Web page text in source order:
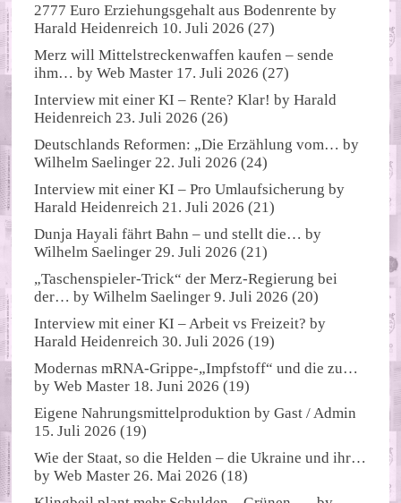
2777 Euro Erziehungsgehalt aus Bodenrente by
Harald Heidenreich 10. Juli 2026 (27)
Merz will Mittelstreckenwaffen kaufen – sende
ihm… byWeb Master 17. Juli 2026 (27)
Interview mit einer KI – Rente? Klar! byHarald
Heidenreich 23. Juli 2026 (26)
Deutschlands Reformen: „Die Erzählung vom… by
Wilhelm Saelinger 22. Juli 2026 (24)
Interview mit einer KI – Pro Umlaufsicherung by
Harald Heidenreich 21. Juli 2026 (21)
Dunja Hayali fährt Bahn – und stellt die… by
Wilhelm Saelinger 29. Juli 2026 (21)
„Taschenspieler-Trick“ der Merz-Regierung bei
der… byWilhelm Saelinger 9. Juli 2026 (20)
Interview mit einer KI – Arbeit vs Freizeit? by
Harald Heidenreich 30. Juli 2026 (19)
Modernas mRNA-Grippe-„Impfstoff“ und die zu…
byWeb Master 18. Juni 2026 (19)
Eigene Nahrungsmittelproduktion byGast / Admin
15. Juli 2026 (19)
Wie der Staat, so die Helden – die Ukraine und ihr…
byWeb Master 26. Mai 2026 (18)